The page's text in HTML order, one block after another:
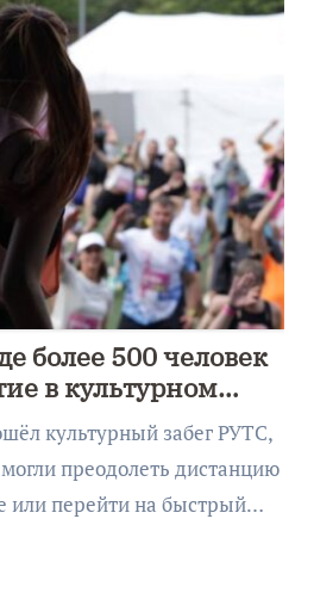
более 500 человек
в культурном
культурный забег РУТС,
преодолеть дистанцию
или перейти на быстрый…